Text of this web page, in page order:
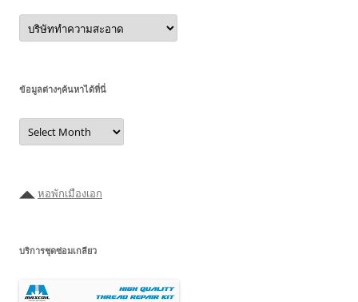
หมวด
หมู่
ภายใน
ข้อมูลต่างๆค้นหาได้ที่นี่
ข้อมูล
ต่างๆ
ค้นหา
◢◣ หอพักเมืองเอก
บริการชุดซ่อมเกลียว